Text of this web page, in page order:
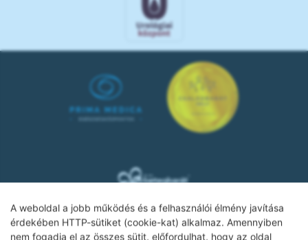
A weboldal a jobb működés és a felhasználói élmény javítása
érdekében HTTP-sütiket (cookie-kat) alkalmaz. Amennyiben
nem fogadja el az összes sütit, előfordulhat, hogy az oldal